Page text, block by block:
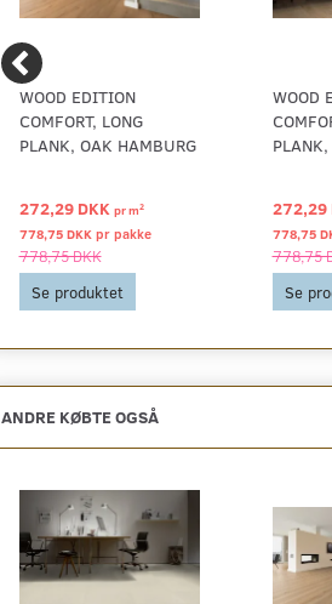
WOOD EDITION
COMFORT, LONG
PLANK, OAK HAMBURG
272,29 DKK prm2
778,75 DKK pr pakke
778,75 DKK
Se produktet
WOOD
272,29
778,75
778,75
Se
ANDRE KØBTE OGSÅ